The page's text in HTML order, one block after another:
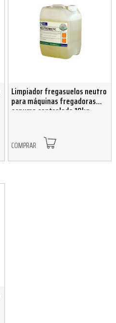
Limpiador fregasuelos neutro
para máquinas fregadoras
espuma controlada 10kg
COMPRAR